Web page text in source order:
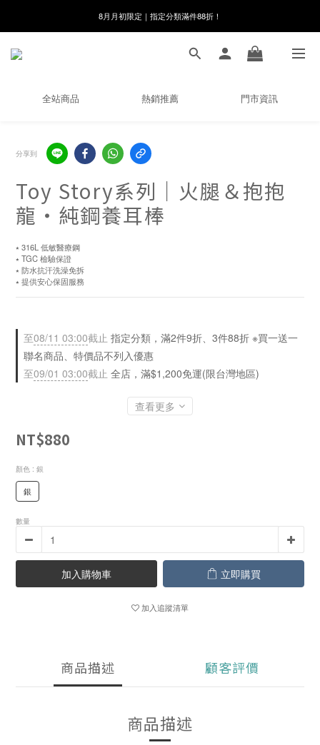
8月月初限定｜指定分類滿件88折！
線在，好事發生｜祈願新品 第2件享9折
🌸新會員限定🌸註冊送$100購物金
8月月初限定｜指定分類滿件88折！
全站商品 熱銷推薦 門市資訊
分享到
Toy Story系列｜火腿＆抱抱
龍・純鋼養耳棒
⭑ 316L 低敏醫療鋼
⭑ TGC 檢驗保證
⭑ 防水抗汗洗澡免拆
⭑ 提供安心保固服務
至08/11 03:00截止 指定分類，滿2件9折、3件88折 ※買一送一
聯名商品、特價品不列入優惠
至09/01 03:00截止 全店，滿$1,200免運(限台灣地區)
查看更多
NT$880
顏色 : 銀
銀
數量
加入購物車 立即購買
加入追蹤清單
商品描述 顧客評價
商品描述